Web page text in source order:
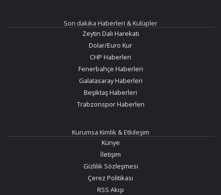
Son dakika Haberleri & Kulüpler
Zeytin Dalı Harekatı
Dolar/Euro Kur
CHP Haberleri
Fenerbahçe Haberleri
Galatasaray Haberleri
Beşiktaş Haberleri
Trabzonspor Haberleri
Kurumsa Kimlik & Etkileşim
Künye
İletişim
Gizlilik Sözleşmesi
Çerez Politikası
RSS Akışı